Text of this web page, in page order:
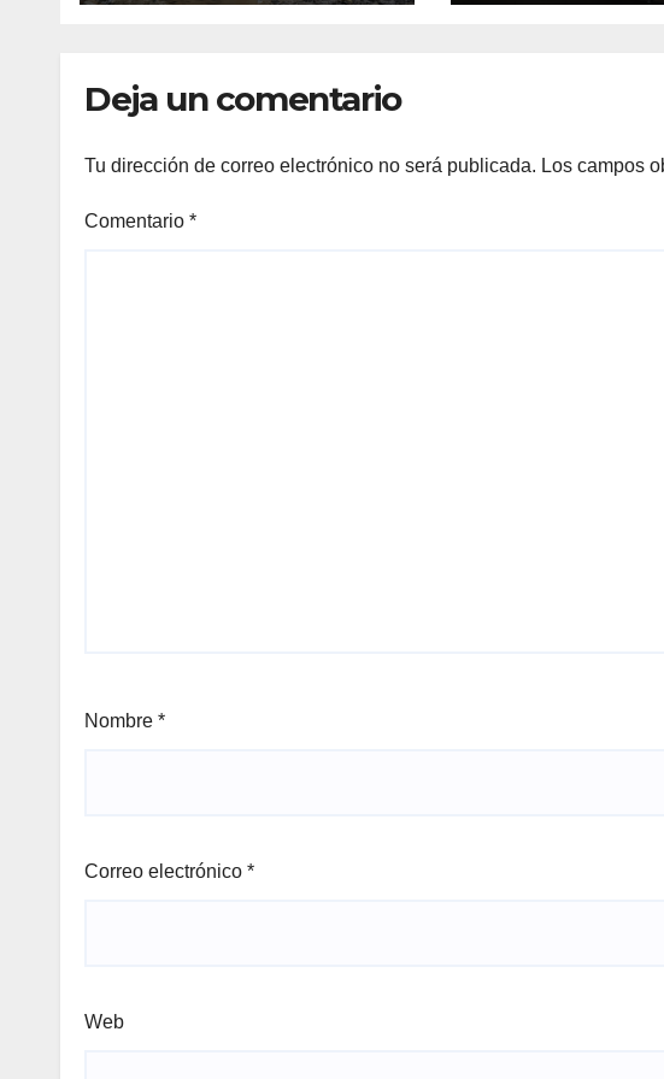
Deja un comentario
Tu dirección de correo electrónico no será publicada. Los campos
Comentario *
Nombre *
Correo electrónico *
Web